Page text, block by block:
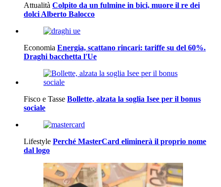
Attualità Colpito da un fulmine in bici, muore il re dei
dolci Alberto Balocco
Economia Energia, scattano rincari: tariffe su del 60%.
Draghi bacchetta l'Ue
Fisco e Tasse Bollette, alzata la soglia Isee per il bonus
sociale
Lifestyle Perché MasterCard eliminerà il proprio nome
dal logo